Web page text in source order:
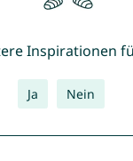
Inspirationen
Ja Nein